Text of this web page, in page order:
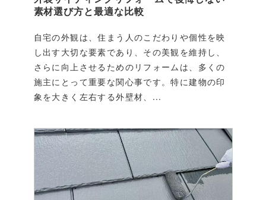
素材選び方と最適な比較
自宅の外観は、住まう人のこだわりや個性を映
し出す大切な要素であり、その美観を維持し、
さらに向上させるためのリフォームは、多くの
施主にとって重要な関心事です。特に建物の印
象を大きく左右する外壁材、...